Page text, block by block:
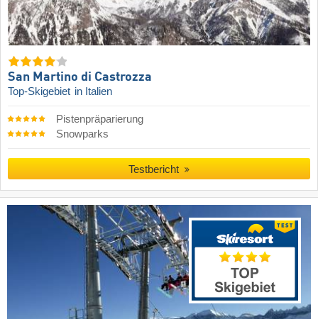
San Martino di Castrozza
Top-Skigebiet in Italien
Pistenpräparierung
Snowparks
Testbericht